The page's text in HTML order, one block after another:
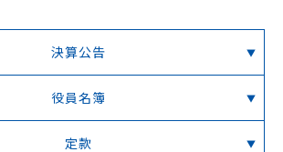
決算公告
役員名簿
定款